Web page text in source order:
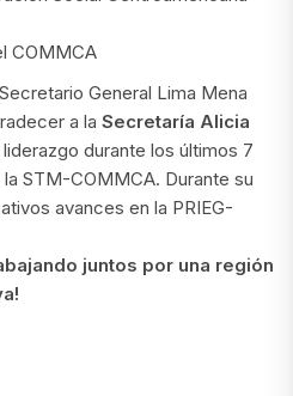
COMMCA
General Lima Mena
a la Secretaría Alicia
durante los últimos 7
STM-COMMCA. Durante su
avances en la PRIEG-
juntos por una región